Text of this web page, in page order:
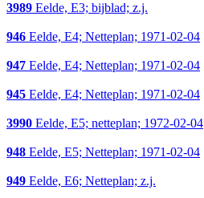
3989 Eelde, E3; bijblad; z.j.
946 Eelde, E4; Netteplan; 1971-02-04
947 Eelde, E4; Netteplan; 1971-02-04
945 Eelde, E4; Netteplan; 1971-02-04
3990 Eelde, E5; netteplan; 1972-02-04
948 Eelde, E5; Netteplan; 1971-02-04
949 Eelde, E6; Netteplan; z.j.